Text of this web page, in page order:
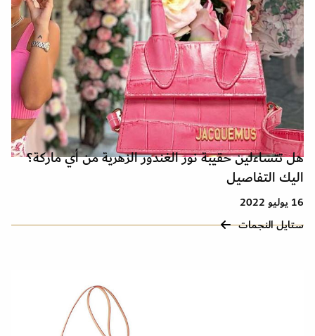
هل تتساءلين حقيبة نور الغندور الزهرية من أي ماركة؟
اليك التفاصيل
16 يوليو 2022
ستايل النجمات